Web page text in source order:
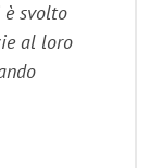
svolto
al loro